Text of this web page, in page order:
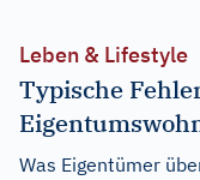
Leben & Lifestyle
Typische
Was Eigentümer